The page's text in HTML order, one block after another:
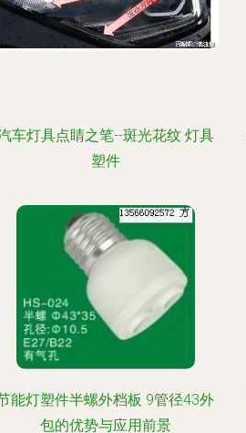
车灯具点睛之笔--斑光花纹 灯具
塑件
能灯塑件半螺外档板 9管径43外
包的优势与应用前景